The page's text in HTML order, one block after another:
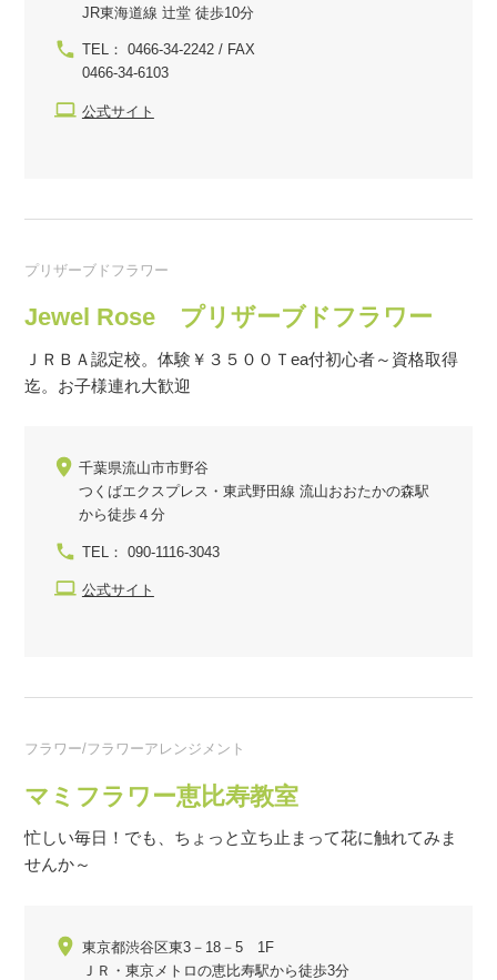
JR東海道線 辻堂 徒歩10分
TEL： 0466-34-2242 / FAX
0466-34-6103
公式サイト
プリザーブドフラワー
Jewel Rose プリザーブドフラワー
ＪＲＢＡ認定校。体験￥３５００Ｔea付初心者～資格取得
迄。お子様連れ大歓迎
千葉県流山市市野谷
つくばエクスプレス・東武野田線 流山おおたかの森駅
から徒歩４分
TEL： 090-1116-3043
公式サイト
フラワー/フラワーアレンジメント
マミフラワー恵比寿教室
忙しい毎日！でも、ちょっと立ち止まって花に触れてみま
せんか～
東京都渋谷区東3－18－5 1F
ＪＲ・東京メトロの恵比寿駅から徒歩3分